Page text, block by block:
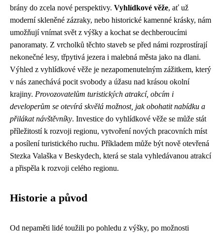
brány do zcela nové perspektivy. Vyhlídkové věže, ať už
moderní skleněné zázraky, nebo historické kamenné krásky, nám
umožňují vnímat svět z výšky a kochat se dechberoucími
panoramaty. Z vrcholků těchto staveb se před námi rozprostírají
nekonečné lesy, třpytivá jezera i malebná města jako na dlani.
Výhled z vyhlídkové věže je nezapomenutelným zážitkem, který
v nás zanechává pocit svobody a úžasu nad krásou okolní
krajiny. Provozovatelům turistických atrakcí, obcím i
developerům se otevírá skvělá možnost, jak obohatit nabídku a
přilákat návštěvníky. Investice do vyhlídkové věže se může stát
příležitostí k rozvoji regionu, vytvoření nových pracovních míst
a posílení turistického ruchu. Příkladem může být nově otevřená
Stezka Valaška v Beskydech, která se stala vyhledávanou atrakcí
a přispěla k rozvoji celého regionu.
Historie a původ
Od nepaměti lidé toužili po pohledu z výšky, po možnosti